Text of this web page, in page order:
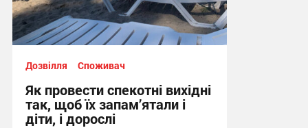
Дозвілля Споживач
Як провести спекотні вихідні
так, щоб їх запам’ятали і
діти, і дорослі